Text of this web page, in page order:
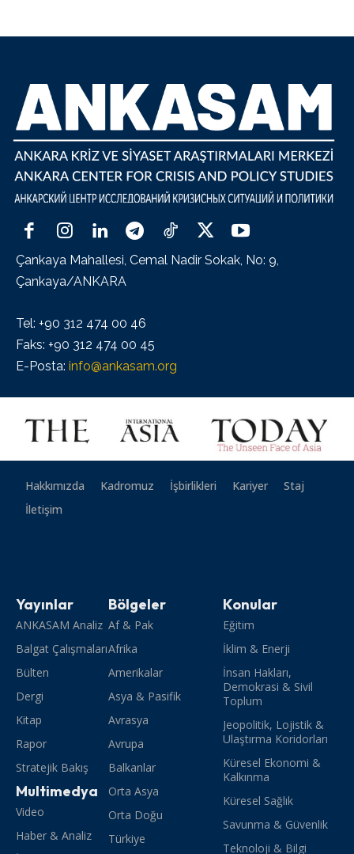
Çankaya Mahallesi, Cemal Nadir Sokak, No: 9,
Çankaya/ANKARA
Tel: +90 312 474 00 46
Faks: +90 312 474 00 45
E-Posta: info@ankasam.org
Hakkımızda Kadromuz İşbirlikleri Kariyer
Staj
İletişim
Yayınlar
ANKASAM Analiz
Balgat Çalışmaları
Bülten
Dergi
Kitap
Rapor
Stratejik Bakış
Multimedya
Video
Haber & Analiz
Bölgeler
Af & Pak
Afrika
Amerikalar
Asya & Pasifik
Avrasya
Avrupa
Balkanlar
Orta Asya
Orta Doğu
Türkiye
Konular
Eğitim
İklim & Enerji
İnsan Hakları,
Demokrasi & Sivil
Toplum
Jeopolitik, Lojistik &
Ulaştırma Koridorları
Küresel Ekonomi &
Kalkınma
Küresel Sağlık
Savunma & Güvenlik
Teknoloji & Bilgi